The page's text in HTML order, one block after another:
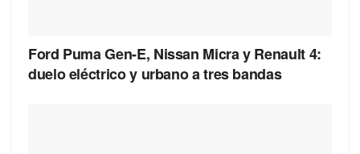
Ford Puma Gen-E, Nissan Micra y Renault 4:
duelo eléctrico y urbano a tres bandas